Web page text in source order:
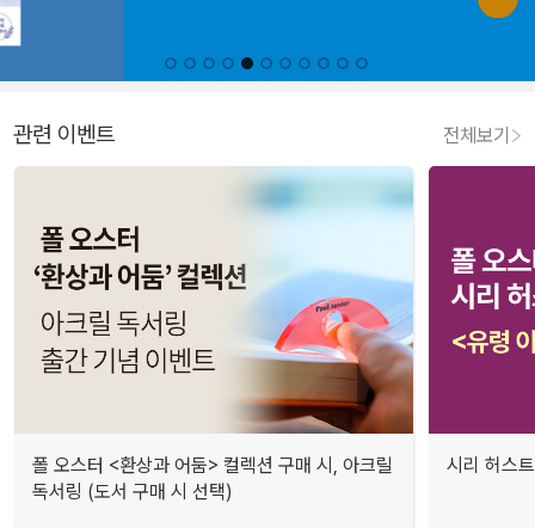
관련 이벤트 전체보기
폴 오스터 <환상과 어둠> 컬렉션 구매 시, 아크릴
독서링 (도서 구매 시 선택)
시리 허스